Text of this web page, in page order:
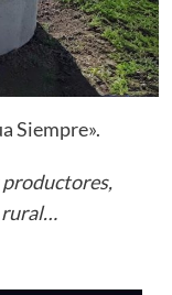
Siempre».
productores,
rural…